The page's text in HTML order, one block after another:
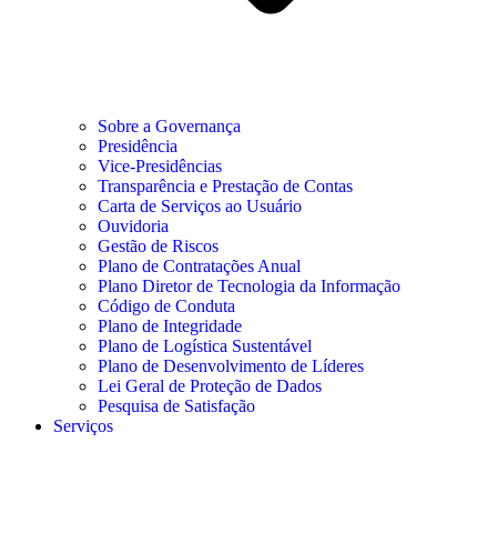
Sobre a Governança
Presidência
Vice-Presidências
Transparência e Prestação de Contas
Carta de Serviços ao Usuário
Ouvidoria
Gestão de Riscos
Plano de Contratações Anual
Plano Diretor de Tecnologia da Informação
Código de Conduta
Plano de Integridade
Plano de Logística Sustentável
Plano de Desenvolvimento de Líderes
Lei Geral de Proteção de Dados
Pesquisa de Satisfação
Serviços